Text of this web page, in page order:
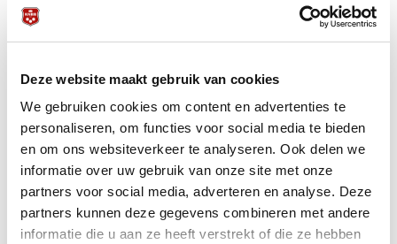
Deze website maakt gebruik van cookies
We gebruiken cookies om content en advertenties te
personaliseren, om functies voor social media te bieden
en om ons websiteverkeer te analyseren. Ook delen we
informatie over uw gebruik van onze site met onze
partners voor social media, adverteren en analyse. Deze
partners kunnen deze gegevens combineren met andere
informatie die u aan ze heeft verstrekt of die ze hebben
De eindstanden van de eerste dag in de zes poules bij de
Dick Jaspers 118
Martin Horn 50
Jin Woo Heo 42
Jun Tae Kim 30
Poule B:
Ruben Legazpi 90